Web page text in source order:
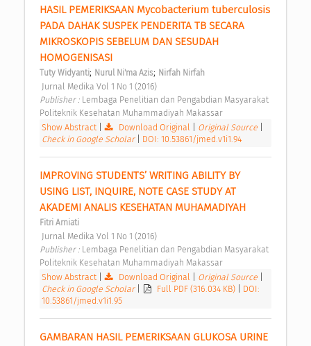
HASIL PEMERIKSAAN Mycobacterium tuberculosis
PADA DAHAK SUSPEK PENDERITA TB SECARA
MIKROSKOPIS SEBELUM DAN SESUDAH
HOMOGENISASI
Tuty Widyanti; Nurul Ni'ma Azis; Nirfah Nirfah
Jurnal Medika Vol 1 No 1 (2016)
Publisher : Lembaga Penelitian dan Pengabdian Masyarakat
Politeknik Kesehatan Muhammadiyah Makassar
Show Abstract| Download Original Original Source
Check in Google Scholar
DOI: 10.53861/jmed.v1i1.94
IMPROVING STUDENTS’ WRITING ABILITY BY
USING LIST, INQUIRE, NOTE CASE STUDY AT
AKADEMI ANALIS KESEHATAN MUHAMADIYAH
Fitri Arniati
Jurnal Medika Vol 1 No 1 (2016)
Publisher : Lembaga Penelitian dan Pengabdian Masyarakat
Politeknik Kesehatan Muhammadiyah Makassar
Show Abstract| Download Original Original Source
Check in Google Scholar
Full PDF (316.034 KB)
DOI:
10.53861/jmed.v1i1.95
GAMBARAN HASIL PEMERIKSAAN GLUKOSA URINE